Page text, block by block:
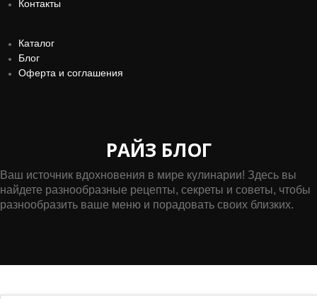
найдете разнообразные рецепты, секреты и советы, чтобы